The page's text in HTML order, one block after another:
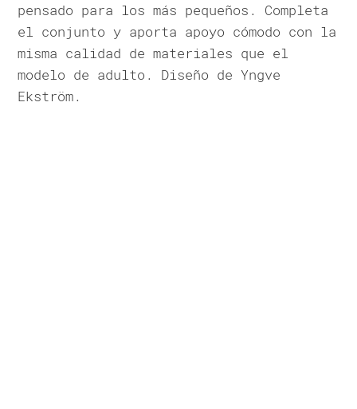
pensado para los más pequeños. Completa
el conjunto y aporta apoyo cómodo con la
misma calidad de materiales que el
modelo de adulto. Diseño de Yngve
Ekström.